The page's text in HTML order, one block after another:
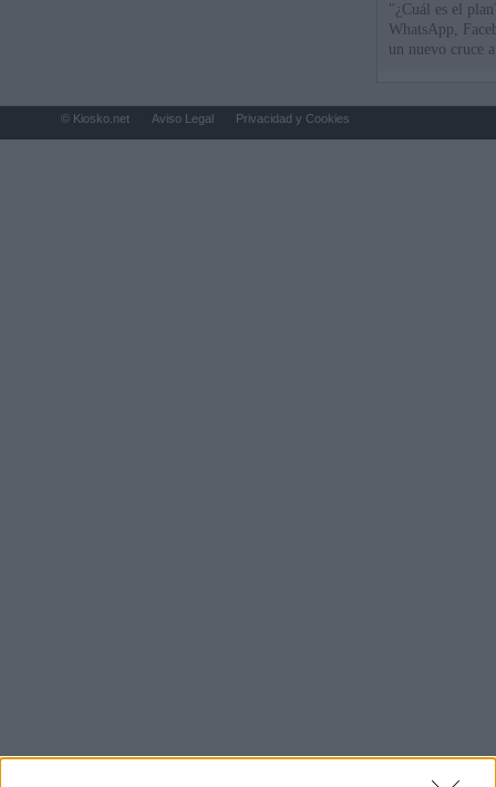
"¿Cuál es el
WhatsApp,
un nuevo cruce
© Kiosko.net Aviso Legal Privacidad y Cookies